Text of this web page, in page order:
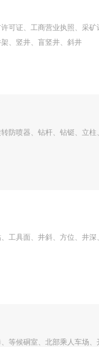
可证、工商营业执照、采
、竖井、盲竖井、斜井
防喷器、钻杆、钻铤、立
工具面、井斜、方位、井
等候硐室、北部乘人车场